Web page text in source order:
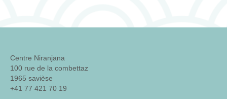
Centre Niranjana
100 rue de la combettaz
1965 savièse
+41 77 421 70 19